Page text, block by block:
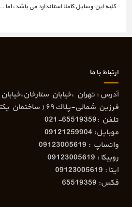
کلیه این وسایل کاملا استاندارد می باشد، اما
ارتباط با ما
آدرس : تهران ،خيابان
فرزين شمالی-پلاك ٦٩ ( ساختمان يكتا)- طبقه دوم -واحد ٦
تلفن :65519359-021
موبایل: 09121259904
واتساپ : 09123005619
روبیکا : 09123005619
ایتا : 09123005619
فکس: 65519359